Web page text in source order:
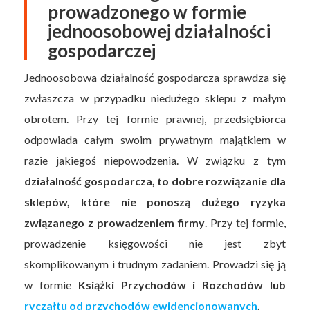
prowadzonego w formie
jednoosobowej działalności
gospodarczej
Jednoosobowa działalność gospodarcza sprawdza się
zwłaszcza w przypadku niedużego sklepu z małym
obrotem. Przy tej formie prawnej, przedsiębiorca
odpowiada całym swoim prywatnym majątkiem w
razie jakiegoś niepowodzenia. W związku z tym
działalność gospodarcza, to dobre rozwiązanie dla
sklepów, które nie ponoszą dużego ryzyka
związanego z prowadzeniem firmy . Przy tej formie,
prowadzenie księgowości nie jest zbyt
skomplikowanym i trudnym zadaniem. Prowadzi się ją
w formie Książki Przychodów i Rozchodów lub
ryczałtu od przychodów ewidencjonowanych